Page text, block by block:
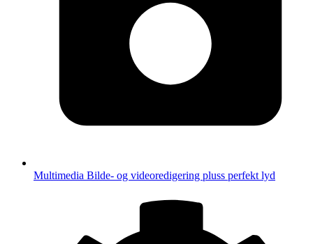
Multimedia Bilde- og videoredigering pluss perfekt lyd